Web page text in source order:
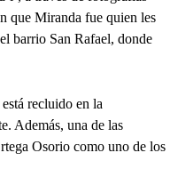
que Miranda fue quien les
barrio San Rafael, donde
recluido en la
Además, una de las
Osorio como uno de los